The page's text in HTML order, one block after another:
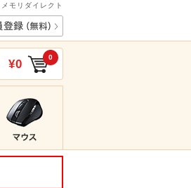
モリダイレクト
¥0 0